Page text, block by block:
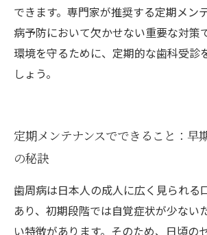
できます。専門家が推奨する定期メン
病予防において欠かせない重要な対策
環境を守るために、定期的な歯科受診
しょう。
定期メンテナンスでできること：早
の秘訣
歯周病は日本人の成人に広く見られる
あり、初期段階では自覚症状が少ない
い特徴があります。そのため、日頃の